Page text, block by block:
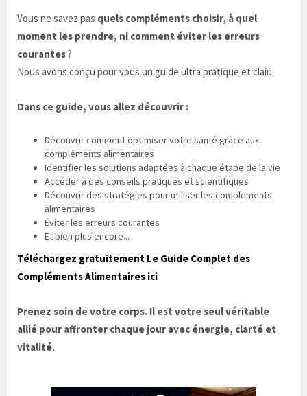
Vous ne savez pas quels compléments choisir, à quel
moment les prendre, ni comment éviter les erreurs
courantes?
Nous avons conçu pour vous un guide ultra pratique et clair.
Dans ce guide, vous allez découvrir :
Découvrir comment optimiser votre santé grâce aux
compléments alimentaires
Identifier les solutions adaptées à chaque étape de la vie
Accéder à des conseils pratiques et scientifiques
Découvrir des stratégies pour utiliser les complements
alimentaires
Éviter les erreurs courantes
Et bien plus encore...
Téléchargez gratuitement Le Guide Complet des
Compléments Alimentaires ici
Prenez soin de votre corps. Il est votre seul véritable
allié pour affronter chaque jour avec énergie, clarté et
vitalité.